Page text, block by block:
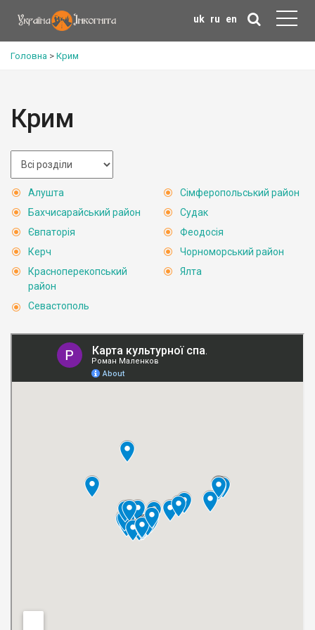
uk ru en
Головна > Крим
Крим
Алушта
Бахчисарайський район
Євпаторія
Керч
Красноперекопський
район
Севастополь
Сімферопольський район
Судак
Феодосія
Чорноморський район
Ялта